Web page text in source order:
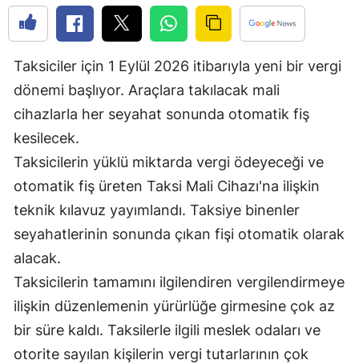
Giresun
Hakkari
Hatay
Mersin
İstanbul
Kars
Kastamonu
Kayseri
Taksiciler için 1 Eylül 2026 itibarıyla yeni bir vergi
dönemi başlıyor. Araçlara takılacak mali
cihazlarla her seyahat sonunda otomatik fiş
kesilecek.
Taksicilerin yüklü miktarda vergi ödeyeceği ve
otomatik fiş üreten Taksi Mali Cihazı'na ilişkin
teknik kılavuz yayımlandı. Taksiye binenler
seyahatlerinin sonunda çıkan fişi otomatik olarak
alacak.
Taksicilerin tamamını ilgilendiren vergilendirmeye
ilişkin düzenlemenin yürürlüğe girmesine çok az
bir süre kaldı. Taksilerle ilgili meslek odaları ve
otorite sayılan kişilerin vergi tutarlarının çok